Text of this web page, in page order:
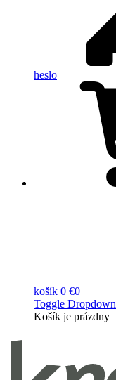
heslo
košík 0 €0
Toggle Dropdown
Košík je prázdny